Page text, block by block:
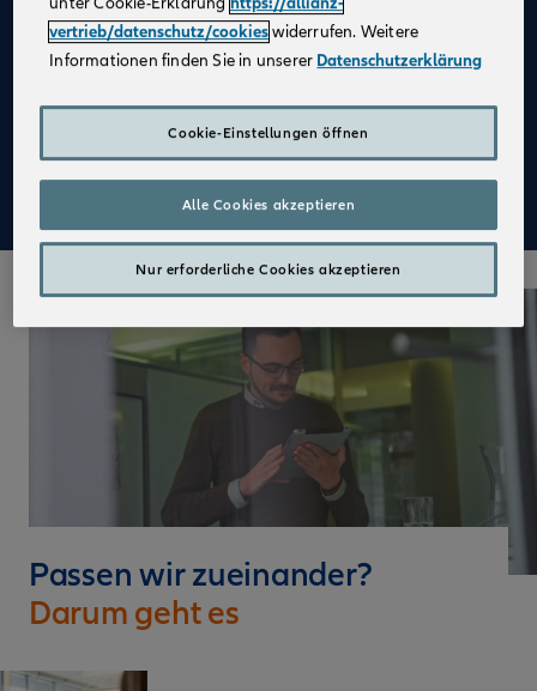
Karriereentwicklung: Entwickle Dich gezielt weiter –
durch regelmäßige Gespräche und transparente
Zusammenarbeit und die Grundlage für Deinen
individuellen Karriereweg.
Mehr zu Deinen Vorteilen im Vertrieb der Allianz
Passen wir zueinander?
Darum geht es
vertrieb/datenschutz/cookieswiderrufen. Weitere
Informationen finden Sie in unserer Datenschutzerklärung
Cookie-Einstellungen öffnen
Nur erforderliche Cookies akzeptieren
Alle Cookies akzeptieren